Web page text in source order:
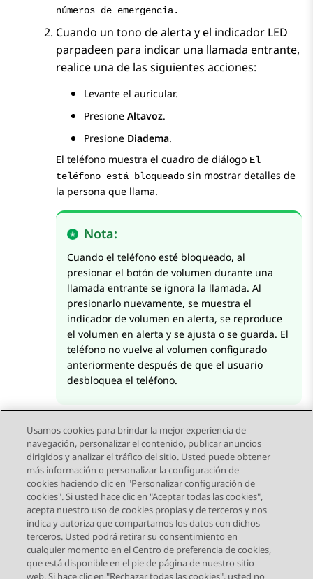
números de emergencia.
Cuando un tono de alerta y el indicador LED
parpadeen para indicar una llamada entrante,
realice una de las siguientes acciones:
Levante el auricular.
Presione Altavoz.
Presione Diadema.
El teléfono muestra el cuadro de diálogo El
teléfono está bloqueado sin mostrar detalles de
la persona que llama.
Nota:
Cuando el teléfono esté bloqueado, al
presionar el botón de volumen durante una
llamada entrante se ignora la llamada. Al
presionarlo nuevamente, se muestra el
indicador de volumen en alerta, se reproduce
el volumen en alerta y se ajusta o se guarda. El
teléfono no vuelve al volumen configurado
anteriormente después de que el usuario
desbloquea el teléfono.
Send Feedback
Navegación de tema
Tema anterior Tema siguiente
Usamos cookies para brindar la mejor experiencia de
navegación, personalizar el contenido, publicar anuncios
dirigidos y analizar el tráfico del sitio. Usted puede obtener
más información o personalizar la configuración de
cookies haciendo clic en "Personalizar configuración de
cookies". Si usted hace clic en "Aceptar todas las cookies",
acepta nuestro uso de cookies propias y de terceros y nos
indica y autoriza que compartamos los datos con dichos
terceros. Usted podrá retirar su consentimiento en
cualquier momento en el Centro de preferencia de cookies,
que está disponible en el pie de página de nuestro sitio
web. Si hace clic en "Rechazar todas las cookies", usted no